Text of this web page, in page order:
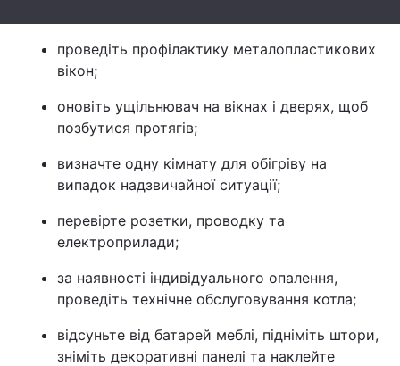
Послуги
Тема оформлення
проведіть профілактику металопластикових
вікон;
оновіть ущільнювач на вікнах і дверях, щоб
позбутися протягів;
визначте одну кімнату для обігріву на
випадок надзвичайної ситуації;
перевірте розетки, проводку та
електроприлади;
за наявності індивідуального опалення,
проведіть технічне обслуговування котла;
відсуньте від батарей меблі, підніміть штори,
зніміть декоративні панелі та наклейте